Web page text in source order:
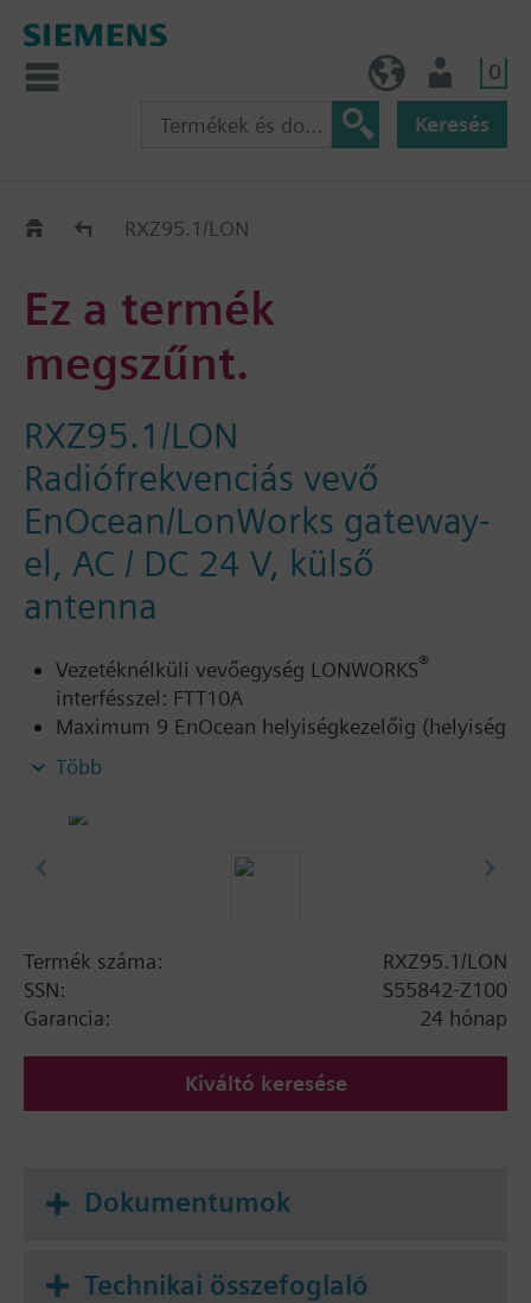
0
Keresés
Régi-Új Kiváltási segédlet
RXZ95.1/LON
Ez a termék
megszűnt.
RXZ95.1/LON
Radiófrekvenciás vevő
EnOcean/LonWorks gateway-
el, AC / DC 24 V, külső
antenna
Vezetéknélküli vevőegység LONWORKS®
interfésszel: FTT10A
Maximum 9 EnOcean helyiségkezelőig (helyiség
hőmérséklet és alapjel állítás)
A külső antenna szállítási tartozék.
Több
Termék száma:
RXZ95.1/LON
SSN:
S55842-Z100
Garancia:
24 hónap
Kiváltó keresése
Dokumentumok
Technikai összefoglaló